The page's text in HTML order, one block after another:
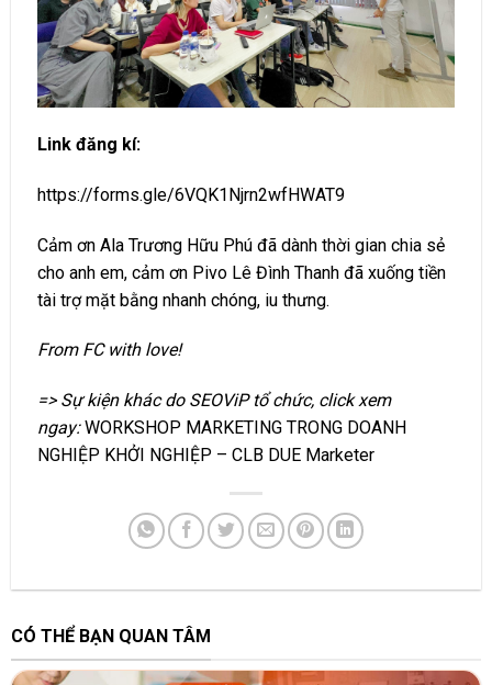
Link đăng kí:
https://forms.gle/6VQK1Njrn2wfHWAT9
Cảm ơn Ala Trương Hữu Phú đã dành thời gian chia sẻ
cho anh em, cảm ơn Pivo Lê Đình Thanh đã xuống tiền
tài trợ mặt bằng nhanh chóng, iu thưng.
From FC with love!
=> Sự kiện khác do SEOViP tổ chức, click xem
ngay:WORKSHOP MARKETING TRONG DOANH
NGHIỆP KHỞI NGHIỆP – CLB DUE Marketer
CÓ THỂ BẠN QUAN TÂM